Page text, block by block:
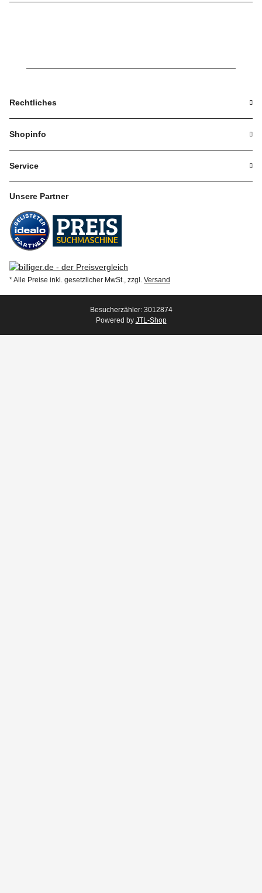
Rechtliches
Shopinfo
Service
Unsere Partner
* Alle Preise inkl. gesetzlicher MwSt., zzgl. Versand
Besucherzähler: 3012874
Powered by JTL-Shop